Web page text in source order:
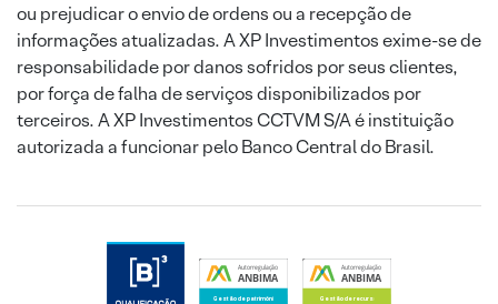
ou prejudicar o envio de ordens ou a recepção de
informações atualizadas. A XP Investimentos exime-se de
responsabilidade por danos sofridos por seus clientes,
por força de falha de serviços disponibilizados por
terceiros. A XP Investimentos CCTVM S/A é instituição
autorizada a funcionar pelo Banco Central do Brasil.